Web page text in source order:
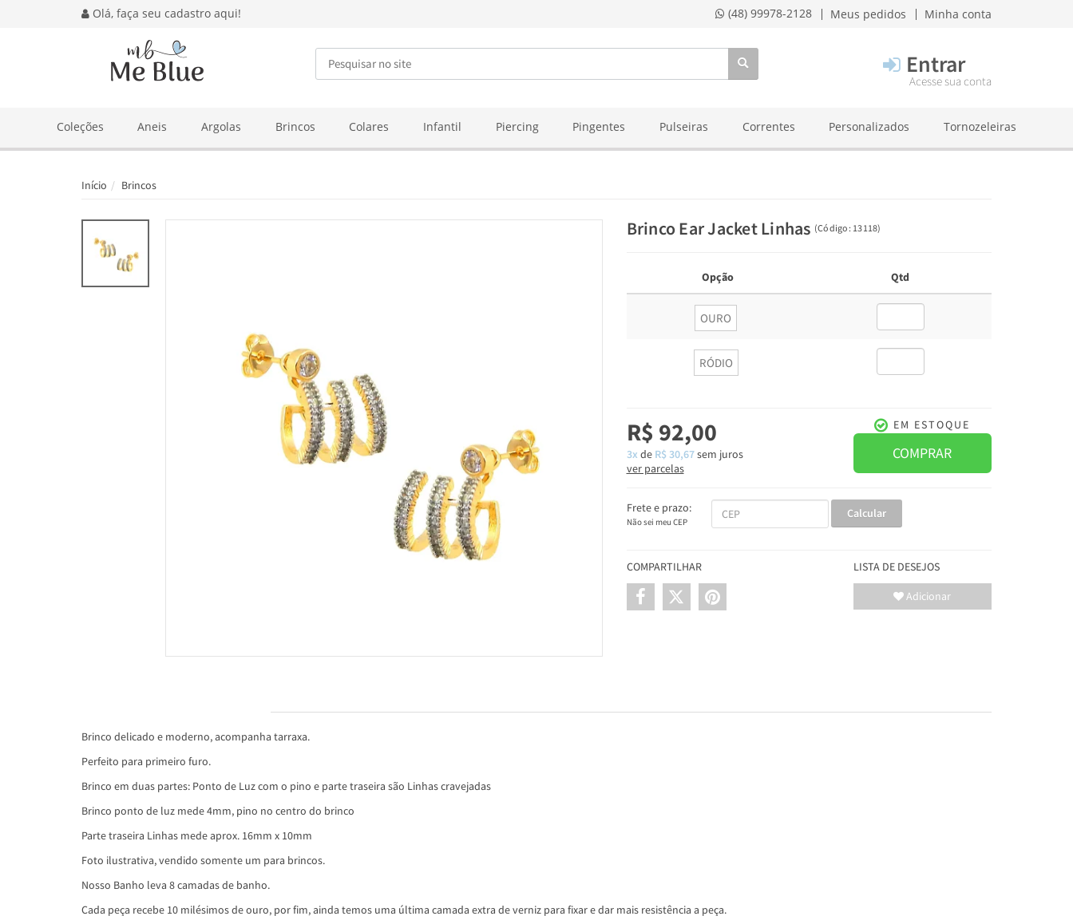
Olá, faça seu cadastro aqui! (48) 99978-2128 Meus pedidos Minha conta
BUSCA Entrar
Acesse sua conta
Coleções Aneis Argolas Brincos Colares Infantil Piercing Pingentes Pulseiras Correntes Personalizados Tornozeleiras
Início Brincos
Brinco Ear Jacket Linhas (Código: 13118)
Opção Qtd
OURO
RÓDIO
R$ 92,00
3x de R$ 30,67sem juros
ver parcelas
EM ESTOQUE
COMPRAR
Frete e prazo:
Não sei meu CEP
Calcular
COMPARTILHAR LISTA DE DESEJOS
Adicionar
Brinco delicado e moderno, acompanha tarraxa.
Perfeito para primeiro furo.
Brinco em duas partes: Ponto de Luz com o pino e parte traseira são Linhas cravejadas
Brinco ponto de luz mede 4mm, pino no centro do brinco
Parte traseira Linhas mede aprox. 16mm x 10mm
Foto ilustrativa, vendido somente um para brincos.
Nosso Banho leva 8 camadas de banho.
Cada peça recebe 10 milésimos de ouro, por fim, ainda temos uma última camada extra de verniz para fixar e dar mais resistência a peça.